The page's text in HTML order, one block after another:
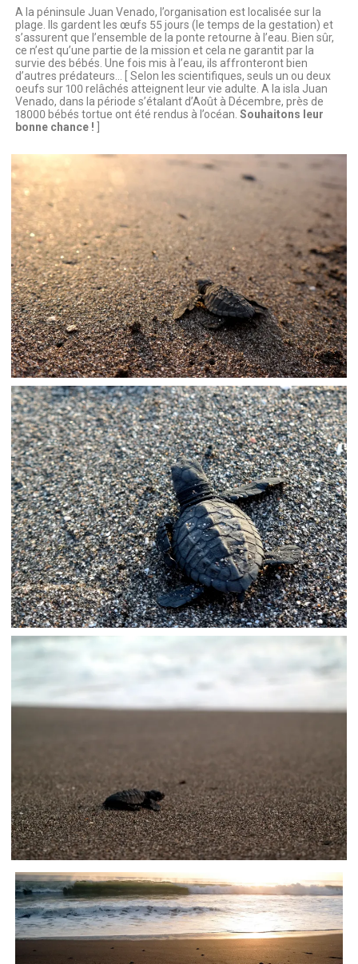
A la péninsule Juan Venado, l’organisation est localisée sur la
plage. Ils gardent les œufs 55 jours (le temps de la gestation) et
s’assurent que l’ensemble de la ponte retourne à l’eau. Bien sûr,
ce n’est qu’une partie de la mission et cela ne garantit par la
survie des bébés. Une fois mis à l’eau, ils affronteront bien
d’autres prédateurs… [ Selon les scientifiques, seuls un ou deux
oeufs sur 100 relâchés atteignent leur vie adulte. A la isla Juan
Venado, dans la période s’étalant d’Août à Décembre, près de
18000 bébés tortue ont été rendus à l’océan. Souhaitons leur
bonne chance !